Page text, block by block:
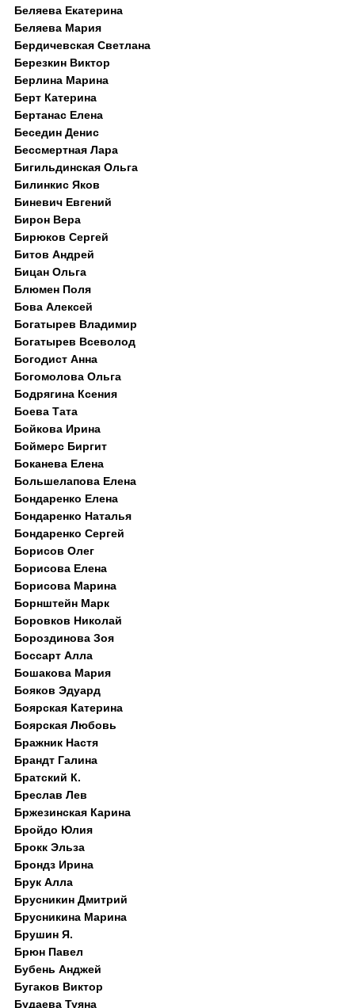
Беляева Екатерина
Беляева Мария
Бердичевская Светлана
Березкин Виктор
Берлина Марина
Берт Катерина
Бертанас Елена
Беседин Денис
Бессмертная Лара
Бигильдинская Ольга
Билинкис Яков
Биневич Евгений
Бирон Вера
Бирюков Сергей
Битов Андрей
Бицан Ольга
Блюмен Поля
Бова Алексей
Богатырев Владимир
Богатырев Всеволод
Богодист Анна
Богомолова Ольга
Бодрягина Ксения
Боева Тата
Бойкова Ирина
Боймерс Биргит
Боканева Елена
Большелапова Елена
Бондаренко Елена
Бондаренко Наталья
Бондаренко Сергей
Борисов Олег
Борисова Елена
Борисова Марина
Борнштейн Марк
Боровков Николай
Бороздинова Зоя
Боссарт Алла
Бошакова Мария
Бояков Эдуард
Боярская Катерина
Боярская Любовь
Бражник Настя
Брандт Галина
Братский К.
Бреслав Лев
Бржезинская Карина
Бройдо Юлия
Брокк Эльза
Брондз Ирина
Брук Алла
Брусникин Дмитрий
Брусникина Марина
Брушин Я.
Брюн Павел
Бубень Анджей
Бугаков Виктор
Будаева Туяна